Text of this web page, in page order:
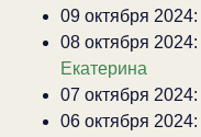
09 октября 2024:
08 октября 2024:
Екатерина
07 октября 2024:
06 октября 2024: